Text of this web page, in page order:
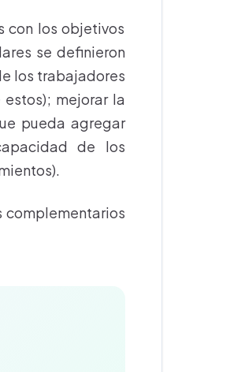
con los objetivos
se definieron
los trabajadores
mejorar la
pueda agregar
de los
complementarios